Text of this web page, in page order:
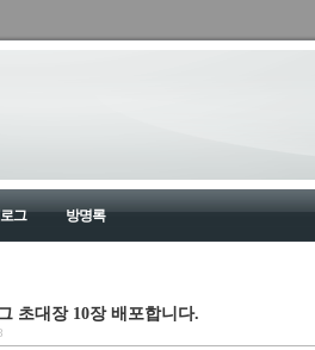
그 방명록
초대장 10장 배포합니다.